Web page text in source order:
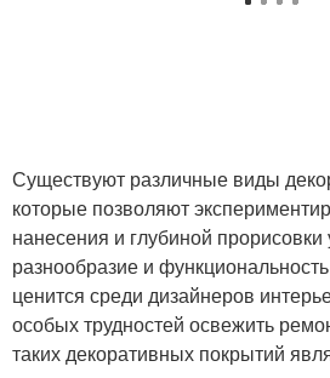
Существуют различные виды
которые позволяют
нанесения и глубиной прорисовки
разнообразие и
ценится среди дизайнеров
особых трудностей освежить
таких декоративных покрытий